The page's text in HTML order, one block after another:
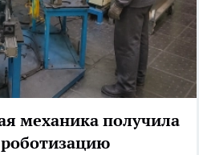
механика получила